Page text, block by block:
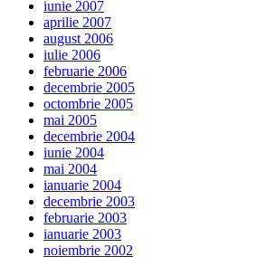
iunie 2007
aprilie 2007
august 2006
iulie 2006
februarie 2006
decembrie 2005
octombrie 2005
mai 2005
decembrie 2004
iunie 2004
mai 2004
ianuarie 2004
decembrie 2003
februarie 2003
ianuarie 2003
noiembrie 2002